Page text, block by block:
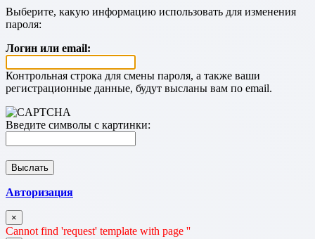
Выберите, какую информацию использовать для изменения
пароля:
Логин или email:
Контрольная строка для смены пароля, а также ваши
регистрационные данные, будут высланы вам по email.
Введите символы с картинки:
Авторизация
×
Cannot find 'request' template with page ''